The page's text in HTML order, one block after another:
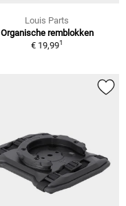
Louis Parts
Organische remblokken
€ 19,991